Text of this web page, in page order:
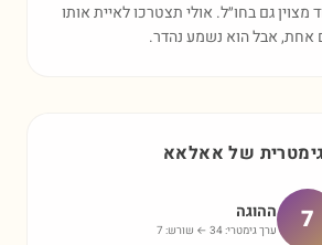
גם בחו״ל. אולי תצטרכו לאיית אותו
אחת, אבל הוא נשמע נהדר.
של אאלאא
7 ההוגה
ערך גימטרי: 34 ← שורש: 7